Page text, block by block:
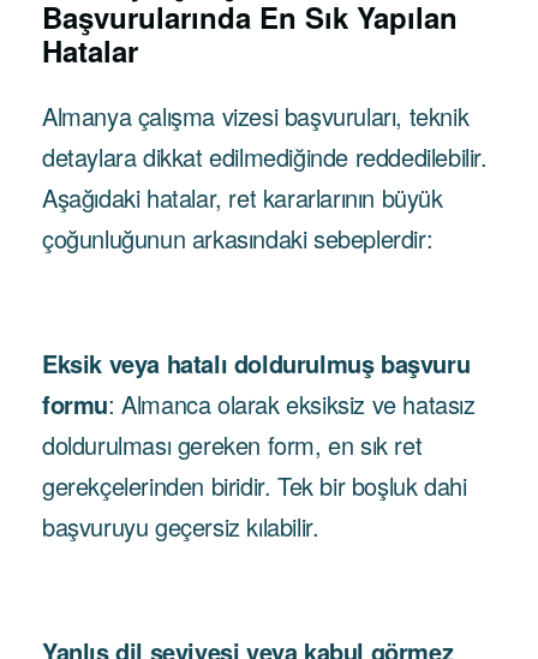
Başvurularında En Sık Yapılan
Hatalar
Almanya çalışma vizesi başvuruları, teknik
detaylara dikkat edilmediğinde reddedilebilir.
Aşağıdaki hatalar, ret kararlarının büyük
çoğunluğunun arkasındaki sebeplerdir:
Eksik veya hatalı doldurulmuş başvuru
formu: Almanca olarak eksiksiz ve hatasız
doldurulması gereken form, en sık ret
gerekçelerinden biridir. Tek bir boşluk dahi
başvuruyu geçersiz kılabilir.
Yanlış dil seviyesi veya kabul görmez